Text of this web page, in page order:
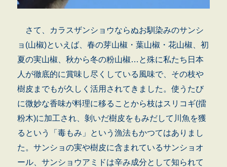
さて、カラスザンショウならぬお馴染みのサンシ
ョ(山椒)といえば、春の芽山椒・葉山椒・花山椒、初
夏の実山椒、秋から冬の粉山椒…と殊に私たち日本
人が徹底的に賞味し尽くしている風味で、その枝や
樹皮までもが久しく活用されてきました。使うたび
に微妙な香味が料理に移ることから枝はスリコギ(擂
粉木)に加工され、剝いだ樹皮をもみだして川魚を獲
るという「毒もみ」という漁法もかつてはありまし
た。サンショの実や樹皮に含まれているサンショオ
ール、サンショウアミドは辛み成分として知られて